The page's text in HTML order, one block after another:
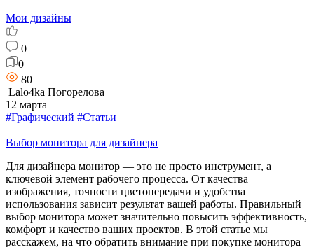
Мои дизайны
0
0
80
Lalo4ka Погорелова
12 марта
#Графический #Статьи
Выбор монитора для дизайнера
Для дизайнера монитор — это не просто инструмент, а
ключевой элемент рабочего процесса. От качества
изображения, точности цветопередачи и удобства
использования зависит результат вашей работы. Правильный
выбор монитора может значительно повысить эффективность,
комфорт и качество ваших проектов. В этой статье мы
расскажем, на что обратить внимание при покупке монитора